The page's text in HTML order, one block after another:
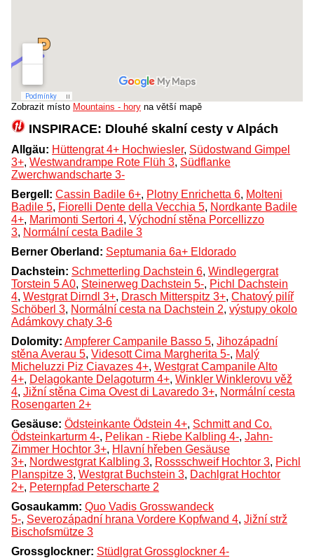
Zobrazit místo Mountains - hory na větší mapě
INSPIRACE: Dlouhé skalní cesty v Alpách
Allgäu: Hüttengrat 4+ Hochwiesler, Südostwand Gimpel
3+, Westwandrampe Rote Flüh 3, Südflanke
Zwerchwandscharte 3-
Bergell: Cassin Badile 6+, Plotny Enrichetta 6, Molteni
Badile 5, Fiorelli Dente della Vecchia 5, Nordkante Badile
4+, Marimonti Sertori 4, Východní stěna Porcellizzo
3, Normální cesta Badile 3
Berner Oberland: Septumania 6a+ Eldorado
Dachstein: Schmetterling Dachstein 6, Windlegergrat
Torstein 5 A0, Steinerweg Dachstein 5-, Pichl Dachstein
4, Westgrat Dirndl 3+, Drasch Mitterspitz 3+, Chatový pilíř
Schöberl 3, Normální cesta na Dachstein 2, výstupy okolo
Adámkovy chaty 3-6
Dolomity: Ampferer Campanile Basso 5, Jihozápadní
stěna Averau 5, Videsott Cima Margherita 5-, Malý
Micheluzzi Piz Ciavazes 4+, Westgrat Campanile Alto
4+, Delagokante Delagoturm 4+, Winkler Winklerovu věž
4, Jižní stěna Cima Ovest di Lavaredo 3+, Normální cesta
Rosengarten 2+
Gesäuse: Ödsteinkante Ödstein 4+, Schmitt and Co.
Ödsteinkarturm 4-, Pelikan - Riebe Kalbling 4-, Jahn-
Zimmer Hochtor 3+, Hlavní hřeben Gesäuse
3+, Nordwestgrat Kalbling 3, Rossschweif Hochtor 3, Pichl
Planspitze 3, Westgrat Buchstein 3, Dachlgrat Hochtor
2+, Peternpfad Peterscharte 2
Gosaukamm: Quo Vadis Grosswandeck
5-, Severozápadní hrana Vordere Kopfwand 4, Jižní strž
Bischofsmütze 3
Grossglockner: Stüdlgrat Grossglockner 4-